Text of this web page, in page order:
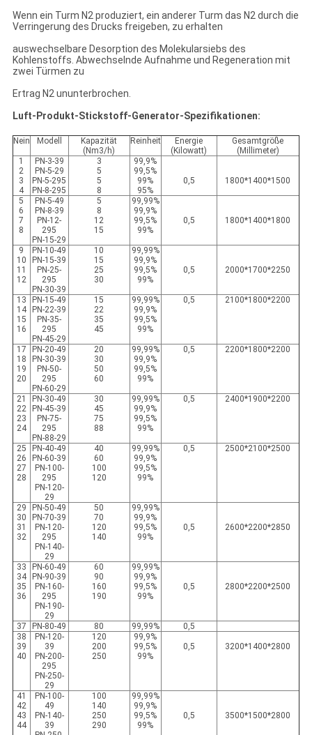
Wenn ein Turm N2 produziert, ein anderer Turm das N2 durch die
Verringerung des Drucks freigeben, zu erhalten
auswechselbare Desorption des Molekularsiebs des
Kohlenstoffs. Abwechselnde Aufnahme und Regeneration mit
zwei Türmen zu
Ertrag N2 ununterbrochen.
Luft-Produkt-Stickstoff-Generator-Spezifikationen:
Nein Modell
Kapazität
(Nm3/h)
Reinheit
Energie
(Kilowatt)
Gesamtgröße
(Millimeter)
1
2
3
4
PN-3-39
PN-5-29
PN-5-295
PN-8-295
3
5
5
8
99,9%
99,5%
99%
95%
0,5 1800*1400*1500
5
6
7
8
PN-5-49
PN-8-39
PN-12-
295
PN-15-29
5
8
12
15
99,99%
99,9%
99,5%
99%
0,5 1800*1400*1800
9
10
11
12
PN-10-49
PN-15-39
PN-25-
295
PN-30-39
10
15
25
30
99,99%
99,9%
99,5%
99%
0,5 2000*1700*2250
13
14
15
16
PN-15-49
PN-22-39
PN-35-
295
PN-45-29
15
22
35
45
99,99%
99,9%
99,5%
99%
0,5 2100*1800*2200
17
18
19
20
PN-20-49
PN-30-39
PN-50-
295
PN-60-29
20
30
50
60
99,99%
99,9%
99,5%
99%
0,5 2200*1800*2200
21
22
23
24
PN-30-49
PN-45-39
PN-75-
295
PN-88-29
30
45
75
88
99,99%
99,9%
99,5%
99%
0,5 2400*1900*2200
25
26
27
28
PN-40-49
PN-60-39
PN-100-
295
PN-120-
29
40
60
100
120
99,99%
99,9%
99,5%
99%
0,5 2500*2100*2500
29
30
31
32
PN-50-49
PN-70-39
PN-120-
295
PN-140-
29
50
70
120
140
99,99%
99,9%
99,5%
99%
0,5 2600*2200*2850
33
34
35
36
PN-60-49
PN-90-39
PN-160-
295
PN-190-
29
60
90
160
190
99,99%
99,9%
99,5%
99%
0,5 2800*2200*2500
37 PN-80-49 80 99,99%
0,5
38
39
40
PN-120-
39
PN-200-
295
PN-250-
29
120
200
250
99,9%
99,5%
99%
0,5 3200*1400*2800
41
42
43
44
PN-100-
49
PN-140-
39
100
140
250
290
99,99%
99,9%
99,5%
99%
0,5 3500*1500*2800